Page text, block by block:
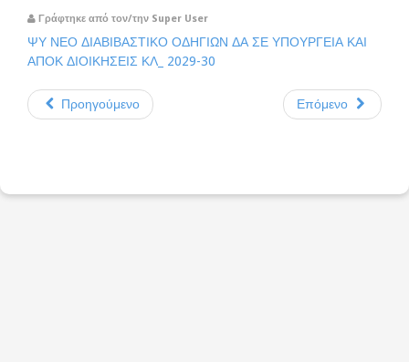
Γράφτηκε από τον/την Super User
ΨΥ ΝΕΟ ΔΙΑΒΙΒΑΣΤΙΚΟ ΟΔΗΓΙΩΝ ΔΑ ΣΕ ΥΠΟΥΡΓΕΙΑ ΚΑΙ
ΑΠΟΚ ΔΙΟΙΚΗΣΕΙΣ ΚΛ_ 2029-30
Προηγούμενο Επόμενο